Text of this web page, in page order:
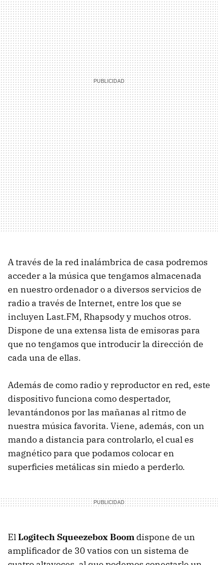
A través de la red inalámbrica de casa podremos
acceder a la música que tengamos almacenada
en nuestro ordenador o a diversos servicios de
radio a través de Internet, entre los que se
incluyen Last.FM, Rhapsody y muchos otros.
Dispone de una extensa lista de emisoras para
que no tengamos que introducir la dirección de
cada una de ellas.
Además de como radio y reproductor en red, este
dispositivo funciona como despertador,
levantándonos por las mañanas al ritmo de
nuestra música favorita. Viene, además, con un
mando a distancia para controlarlo, el cual es
magnético para que podamos colocar en
superficies metálicas sin miedo a perderlo.
ElLogitech Squeezebox Boom dispone de un
amplificador de 30 vatios con un sistema de